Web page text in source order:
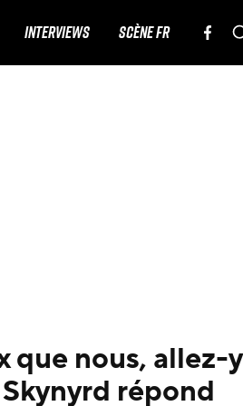
INTERVIEWS SCÈNE FR
que nous, allez-y
répond